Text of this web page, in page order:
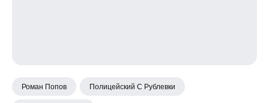
Роман Попов Полицейский С Рублевки